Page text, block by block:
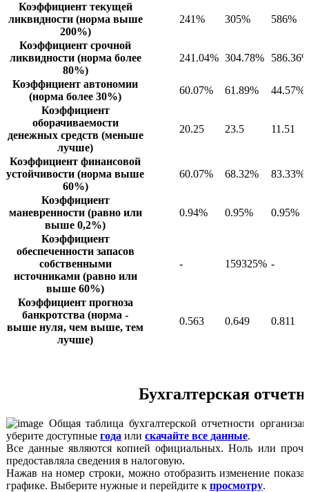
Коэффициент текущей
ликвидности (норма выше
200%)
241% 305% 586%
Коэффициент срочной
ликвидности (норма более
80%)
241.04% 304.78%
Коэффициент автономии
(норма более 30%)
60.07% 61.89%
44.57%
Коэффициент
оборачиваемости
денежных средств (меньше
лучше)
20.25 23.5 11.51
Коэффициент финансовой
устойчивости (норма выше
60%)
60.07% 68.32% 83.33%
Коэффициент
маневренности (равно или
выше 0,2%)
0.94% 0.95% 0.95%
Коэффициент
обеспеченности запасов
собственными
источниками (равно или
выше 60%)
- 159325% -
Коэффициент прогноза
банкротства (норма -
выше нуля, чем выше, тем
лучше)
0.563 0.649 0.811
Бухгалтерская
Общая таблица бухгалтерской отчетности
уберите доступные года или скачайте все данные.
Все данные являются копией официальных. Ноль или
предоставляла сведения в налоговую.
Нажав на номер строки, можно отобразить изменение
графике. Выберите нужные и перейдите к просмотру.